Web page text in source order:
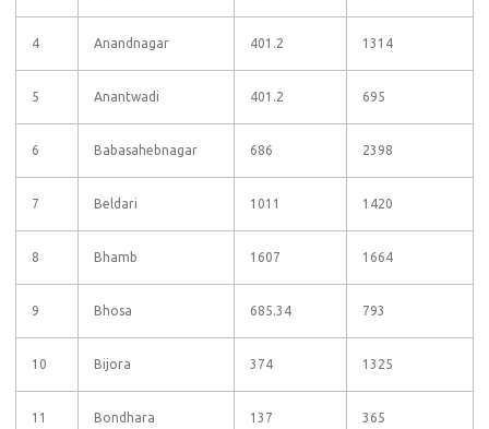
4 Anandnagar 401.2 1314
5 Anantwadi 401.2 695
6 Babasahebnagar 686 2398
7 Beldari 1011 1420
8 Bhamb 1607 1664
9 Bhosa 685.34 793
10 Bijora 374 1325
11 Bondhara 137 365